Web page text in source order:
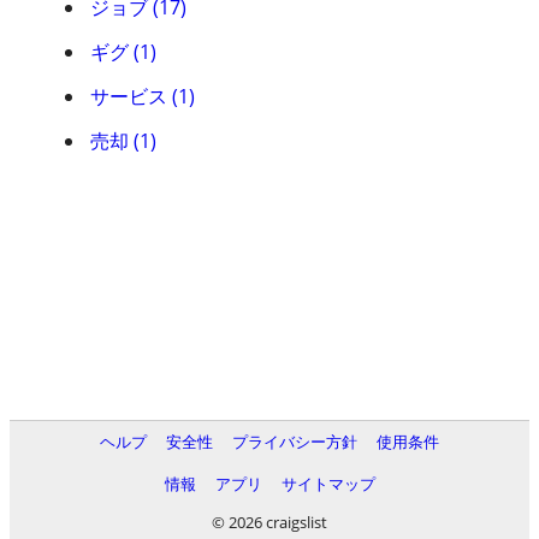
ジョブ (17)
ギグ (1)
サービス (1)
売却 (1)
ヘルプ 安全性 プライバシー方針
使用条件
情報
アプリ
サイトマップ
© 2026 craigslist